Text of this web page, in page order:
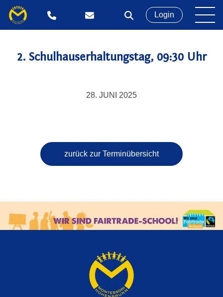
Login
2. Schulhauserhaltungstag, 09:30 Uhr
28. JUNI 2025
zurück zur Terminübersicht